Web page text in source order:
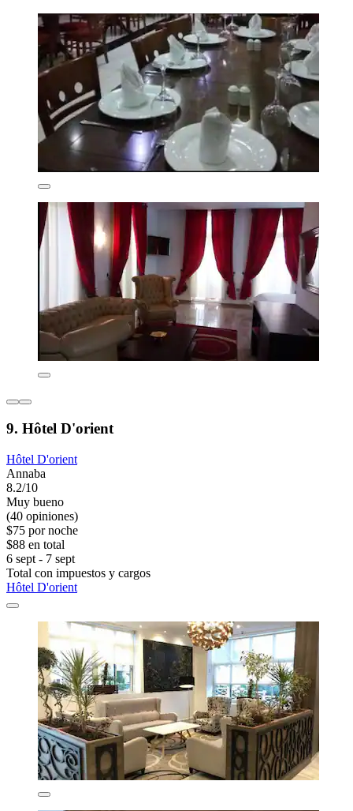
9. Hôtel D'orient
Hôtel D'orient
Annaba
8.2/10
Muy bueno
(40 opiniones)
$75 por noche
$88 en total
6 sept - 7 sept
Total con impuestos y cargos
Hôtel D'orient